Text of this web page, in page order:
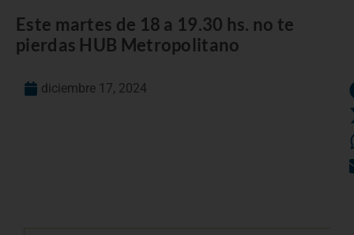
Este martes de 18 a 19.30 hs. no te
pierdas HUB Metropolitano
diciembre 17, 2024